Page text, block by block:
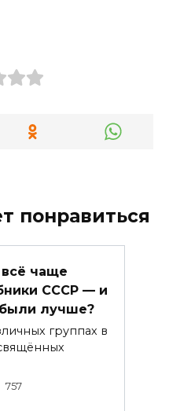
понравиться
чаще
СССР — и
лучше?
группах в
757